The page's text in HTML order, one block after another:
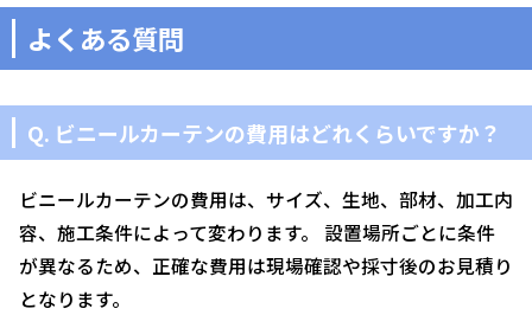
よくある質問
Q. ビニールカーテンの費用はどれくらいですか？
ビニールカーテンの費用は、サイズ、生地、部材、加工内
容、施工条件によって変わります。 設置場所ごとに条件
が異なるため、正確な費用は現場確認や採寸後のお見積り
となります。